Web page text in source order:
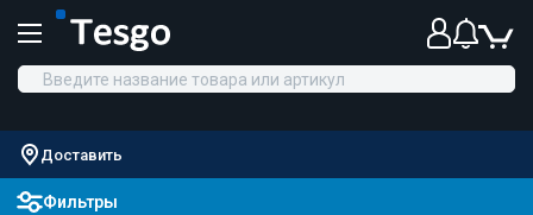
Доставить
Фильтры